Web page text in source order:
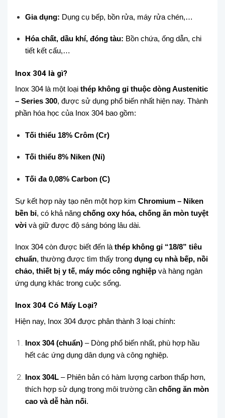
Gia dụng: Dụng cụ bếp, bồn rửa, máy rửa chén,…
Hóa chất, dầu khí, đóng tàu: Bồn chứa, ống dẫn, chi
tiết kết cấu,…
Inox 304 là gì?
Inox 304 là một loại thép không gỉ thuộc dòng Austenitic
– Series 300, được sử dụng phổ biến nhất hiện nay. Thành
phần hóa học của Inox 304 bao gồm:
Tối thiểu 18% Crôm (Cr)
Tối thiểu 8% Niken (Ni)
Tối đa 0,08% Carbon (C)
Sự kết hợp này tạo nên một hợp kim Chromium – Niken
bền bỉ, có khả năng chống oxy hóa, chống ăn mòn tuyệt
vời và giữ được độ sáng bóng lâu dài.
Inox 304 còn được biết đến làthép không gỉ “18/8” tiêu
chuẩn, thường được tìm thấy trong dụng cụ nhà bếp, nồi
chảo, thiết bị y tế, máy móc công nghiệp và hàng ngàn
ứng dụng khác trong cuộc sống.
Inox 304 Có Mấy Loại?
Hiện nay, Inox 304 được phân thành 3 loại chính:
Inox 304 (chuẩn) – Dòng phổ biến nhất, phù hợp hầu
hết các ứng dụng dân dụng và công nghiệp.
Inox 304L – Phiên bản có hàm lượng carbon thấp hơn,
thích hợp sử dụng trong môi trường cầnchống ăn mòn
cao và dễ hàn nối.